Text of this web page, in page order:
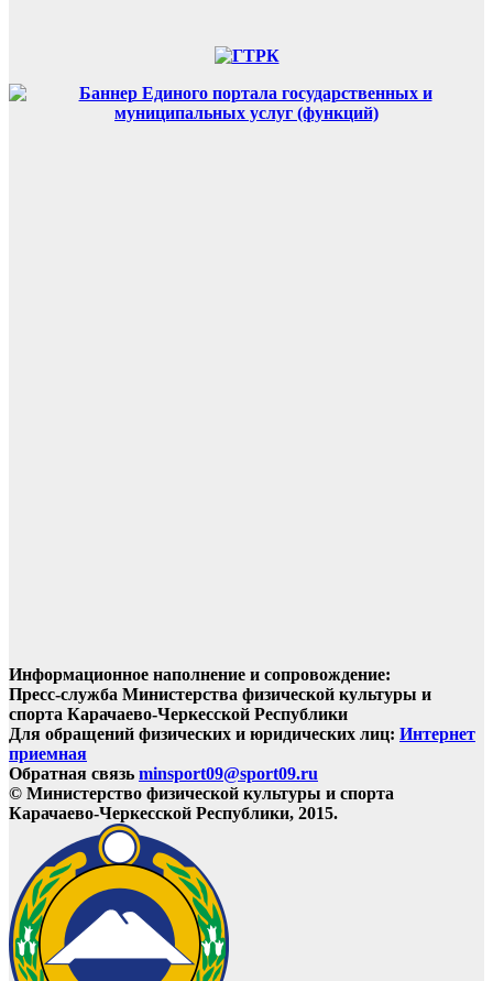
Информационное наполнение и сопровождение:
Пресс-служба Министерства физической культуры и
спорта Карачаево-Черкесской Республики
Для обращений физических и юридических лиц: Интернет
приемная
Обратная связь minsport09@sport09.ru
© Министерство физической культуры и спорта
Карачаево-Черкесской Республики, 2015.